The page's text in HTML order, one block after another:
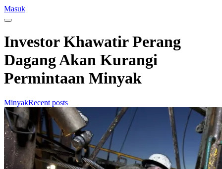
Masuk
Investor Khawatir Perang
Dagang Akan Kurangi
Permintaan Minyak
MinyakRecent posts